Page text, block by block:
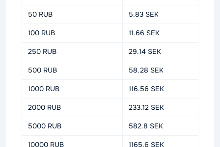
50 RUB 5.83 SEK
100 RUB 11.66 SEK
250 RUB 29.14 SEK
500 RUB 58.28 SEK
1000 RUB 116.56 SEK
2000 RUB 233.12 SEK
5000 RUB 582.8 SEK
10000 RUB 1165.6 SEK